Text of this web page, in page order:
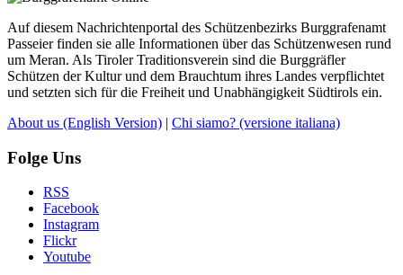
Auf diesem Nachrichtenportal des Schützenbezirks Burggrafenamt
Passeier finden sie alle Informationen über das Schützenwesen rund
um Meran. Als Tiroler Traditionsverein sind die Burggräfler
Schützen der Kultur und dem Brauchtum ihres Landes verpflichtet
und setzten sich für die Freiheit und Unabhängigkeit Südtirols ein.
About us (English Version) | Chi siamo? (versione italiana)
Folge Uns
RSS
Facebook
Instagram
Flickr
Youtube